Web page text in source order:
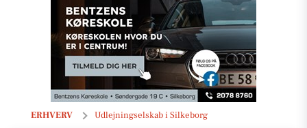
ERHVERV Udlejningselskab i Silkeborg
A/B Hellebjerg